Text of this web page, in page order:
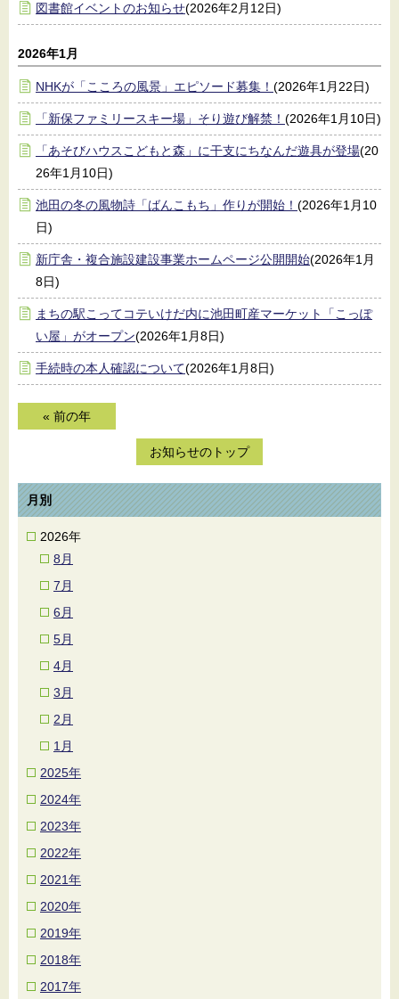
図書館イベントのお知らせ(2026年2月12日)
2026年1月
NHKが「こころの風景」エピソード募集！ (2026年1月22日)
「新保ファミリースキー場」そり遊び解禁！ (2026年1月10日)
「あそびハウスこどもと森」に干支にちなんだ遊具が登場(20
26年1月10日)
池田の冬の風物詩「ばんこもち」作りが開始！ (2026年1月10
日)
新庁舎・複合施設建設事業ホームページ公開開始(2026年1月
8日)
まちの駅こってコテいけだ内に池田町産マーケット「こっぽ
い屋」がオープン(2026年1月8日)
手続時の本人確認について(2026年1月8日)
« 前の年
お知らせのトップ
月別
2026年
8月
7月
6月
5月
4月
3月
2月
1月
2025年
2024年
2023年
2022年
2021年
2020年
2019年
2018年
2017年